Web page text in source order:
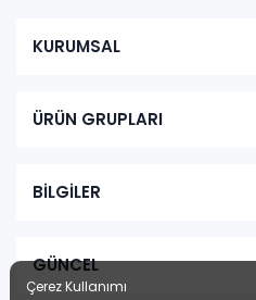
KURUMSAL
ÜRÜN GRUPLARI
BİLGİLER
GÜNCEL
Çerez Kullanımı